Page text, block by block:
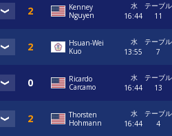
Kenney
Nguyen
水
16:44
テーブル
11
Hsuan-Wei
Kuo
水
13:55
テーブル
7
Ricardo
Carcamo
水
16:44
テーブル
13
Thorsten
Hohmann
水
16:44
テーブル
4